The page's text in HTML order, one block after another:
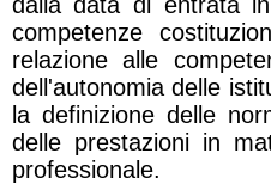
competenze
relazione alle
dell'autonomia delle
la definizione delle
delle prestazioni in
professionale.